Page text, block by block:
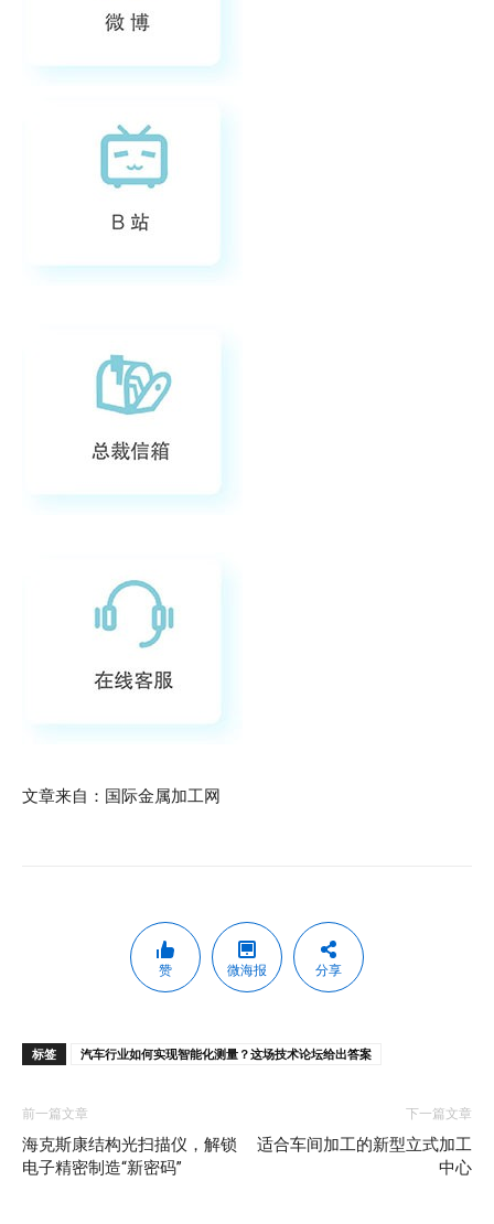
文章来自：国际金属加工网
赞 微海报 分享
标签 汽车行业如何实现智能化测量？这场技术论坛给出答案
前一篇文章
海克斯康结构光扫描仪，解锁
电子精密制造“新密码”
下一篇文章
适合车间加工的新型立式加工
中心